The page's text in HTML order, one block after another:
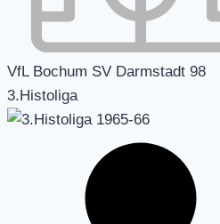
VfL Bochum SV Darmstadt 98
3.Histoliga